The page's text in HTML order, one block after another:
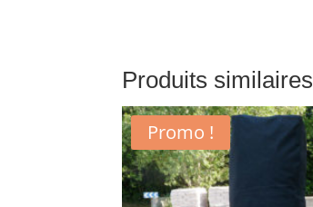
Produits similaires
Promo !